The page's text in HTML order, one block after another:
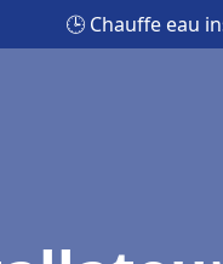
🕒 Chauffe eau